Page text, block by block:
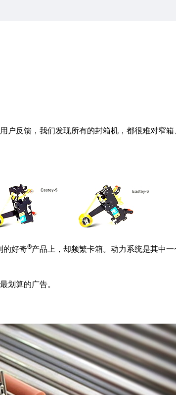
户反馈，我们发现所有的封箱机，都很难对窄
的好奇®产品上，却频繁卡箱。动力系统是其中
划算的广告。